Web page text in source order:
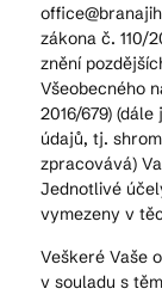
zákona č. 110/
znění
Všeobecného
2016/679) (dále
údajů, tj.
zpracovává)
Jednotlivé
vymezeny v
Veškeré Vaše
v souladu s